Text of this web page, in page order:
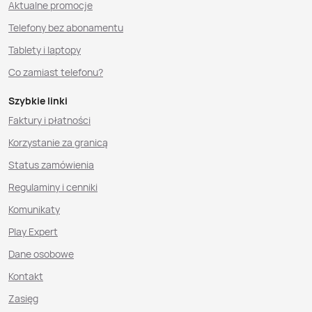
Aktualne promocje
Telefony bez abonamentu
Tablety i laptopy
Co zamiast telefonu?
Szybkie linki
Faktury i płatności
Korzystanie za granicą
Status zamówienia
Regulaminy i cenniki
Komunikaty
Play Expert
Dane osobowe
Kontakt
Zasięg